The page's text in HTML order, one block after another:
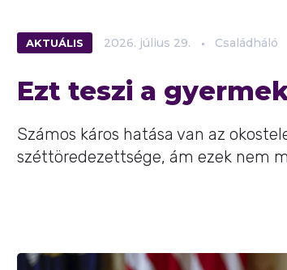
AKTUÁLIS 2026. július 29. Családháló
Ezt teszi a
Számos káros hatása van az
széttöredezettsége, ám ezek nem